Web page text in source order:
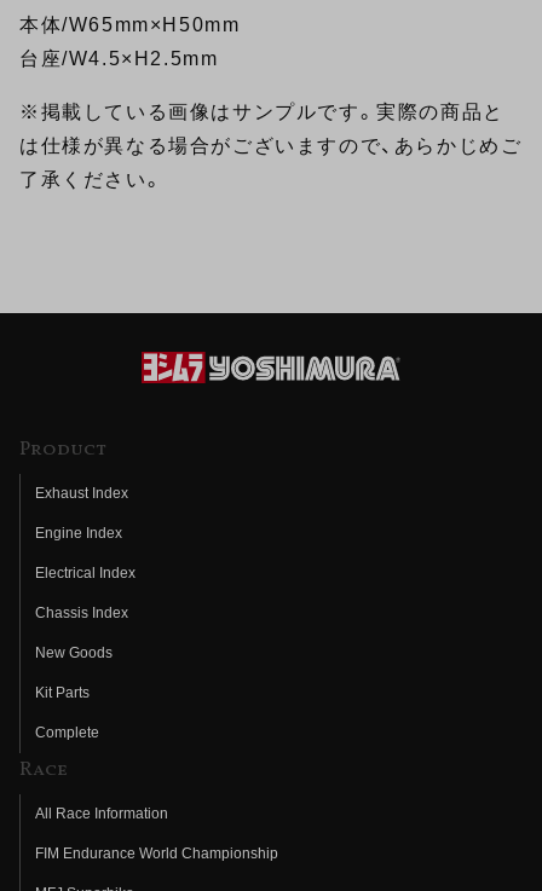
本体/W65mm×H50mm
台座/W4.5×H2.5mm
※掲載している画像はサンプルです。実際の商品と
は仕様が異なる場合がございますので、あらかじめご
了承ください。
Product
Exhaust Index
Engine Index
Electrical Index
Chassis Index
New Goods
Kit Parts
Complete
Race
All Race Information
FIM Endurance World Championship